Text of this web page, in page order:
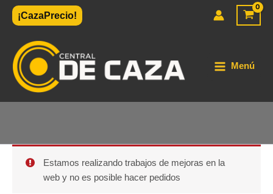
¡CazaPrecio!
Menú
Estamos realizando trabajos de mejoras en la
web y no es posible hacer pedidos